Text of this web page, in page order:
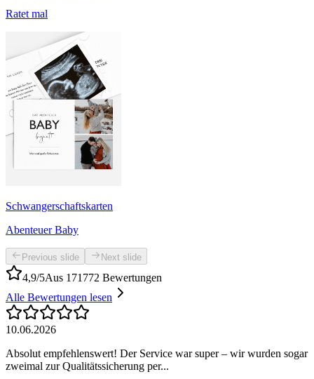
Ratet mal
Schwangerschaftskarten
Abenteuer Baby
Previous slide Next slide
4,9/5Aus 171772 Bewertungen
Alle Bewertungen lesen
10.06.2026
Absolut empfehlenswert! Der Service war super – wir wurden sogar
zweimal zur Qualitätssicherung per...